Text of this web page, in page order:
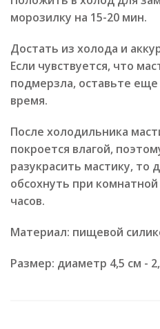
морозилку на 15-20 мин.
Достать из холода и
Если чувствуется, что
подмерзла, оставьте
время.
После холодильника
покроется влагой,
разукрасить мастику, то
обсохнуть при
часов.
Материал: пищевой
Размер: диаметр 4,5 см -